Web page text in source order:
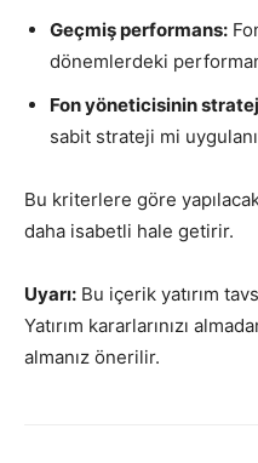
Geçmiş performans:
dönemlerdeki
Fon yöneticisinin
sabit strateji mi
Bu kriterlere göre
daha isabetli hale getirir.
Uyarı: Bu içerik yatırım
Yatırım kararlarınızı
almanız önerilir.